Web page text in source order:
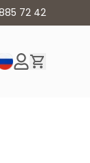
72 42